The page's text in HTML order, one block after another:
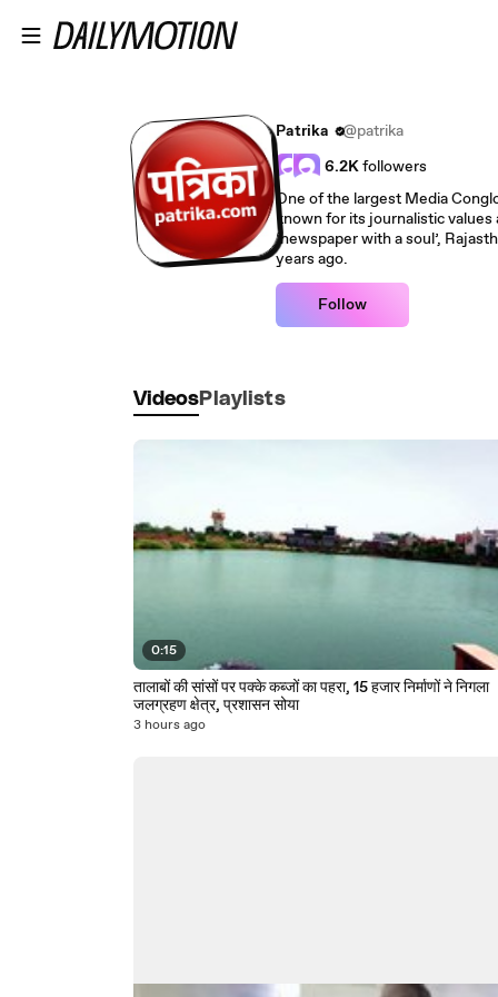
Patrika
@patrika
6.2Kfollowers
One of the largest Media
known for its journalistic
‘newspaper with a soul’,
years ago.
Follow
Videos Playlists
0:15
तालाबों की सांसों पर पक्के कब्जों का पहरा, 15 हजार निर्माणों ने निगला
जलग्रहण क्षेत्र, प्रशासन सोया
3 hours ago